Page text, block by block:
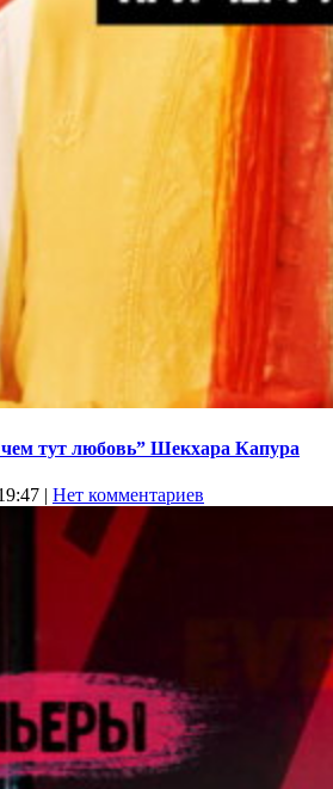
тут любовь” Шекхара Капура
| Нет комментариев